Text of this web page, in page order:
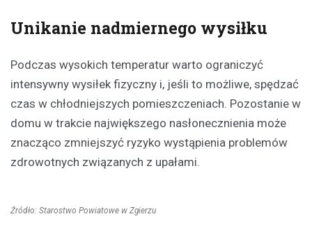
Unikanie nadmiernego wysiłku
Podczas wysokich temperatur warto ograniczyć
intensywny wysiłek fizyczny i, jeśli to możliwe, spędzać
czas w chłodniejszych pomieszczeniach. Pozostanie w
domu w trakcie największego nasłonecznienia może
znacząco zmniejszyć ryzyko wystąpienia problemów
zdrowotnych związanych z upałami.
Źródło: Starostwo Powiatowe w Zgierzu